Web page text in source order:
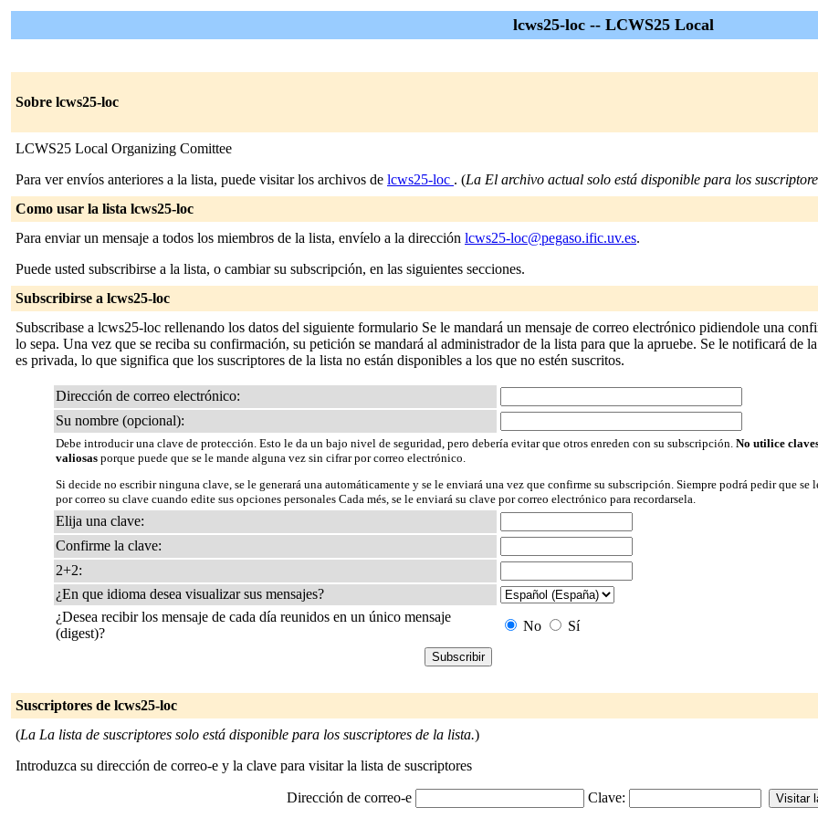
lcws25-loc -- LCWS25 Local
Sobre lcws25-loc
LCWS25 Local Organizing Comittee
Para ver envíos anteriores a la lista, puede visitar los archivos de lcws25-loc . (La El archivo actual solo está disponible para los
Como usar la lista lcws25-loc
Para enviar un mensaje a todos los miembros de la lista, envíelo a la dirección lcws25-loc@pegaso.ific.uv.es.
Puede usted subscribirse a la lista, o cambiar su subscripción, en las siguientes secciones.
Subscribirse a lcws25-loc
Subscribase a lcws25-loc rellenando los datos del siguiente formulario Se le mandará un mensaje de correo electrónico pidiendole una
lo sepa. Una vez que se reciba su confirmación, su petición se mandará al administrador de la lista para que la apruebe. Se le notificará de
es privada, lo que significa que los suscriptores de la lista no están disponibles a los que no estén suscritos.
Dirección de correo electrónico:
Su nombre (opcional):
Debe introducir una clave de protección. Esto le da un bajo nivel de seguridad, pero debería evitar que otros enreden con su subscripción. No utilice
valiosas porque puede que se le mande alguna vez sin cifrar por correo electrónico.
Si decide no escribir ninguna clave, se le generará una automáticamente y se le enviará una vez que confirme su subscripción. Siempre podrá pedir que se
por correo su clave cuando edite sus opciones personales Cada més, se le enviará su clave por correo electrónico para recordarsela.
Elija una clave:
Confirme la clave:
2+2:
¿En que idioma desea visualizar sus mensajes?
¿Desea recibir los mensaje de cada día reunidos en un único mensaje
(digest)?
No Sí
Suscriptores de lcws25-loc
(La La lista de suscriptores solo está disponible para los suscriptores de la lista.)
Introduzca su dirección de correo-e y la clave para visitar la lista de suscriptores
Dirección de correo-e Clave: